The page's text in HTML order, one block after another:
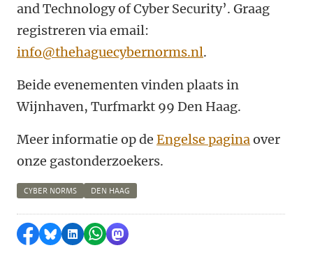
and Technology of Cyber Security’. Graag
registreren via email:
info@thehaguecybernorms.nl.
Beide evenementen vinden plaats in
Wijnhaven, Turfmarkt 99 Den Haag.
Meer informatie op de Engelse paginaover
onze gastonderzoekers.
CYBER NORMS DEN HAAG
Delen op Facebook
Delen via Bluesky
Delen op LinkedIn
Delen via WhatsApp
Delen via Mastodon